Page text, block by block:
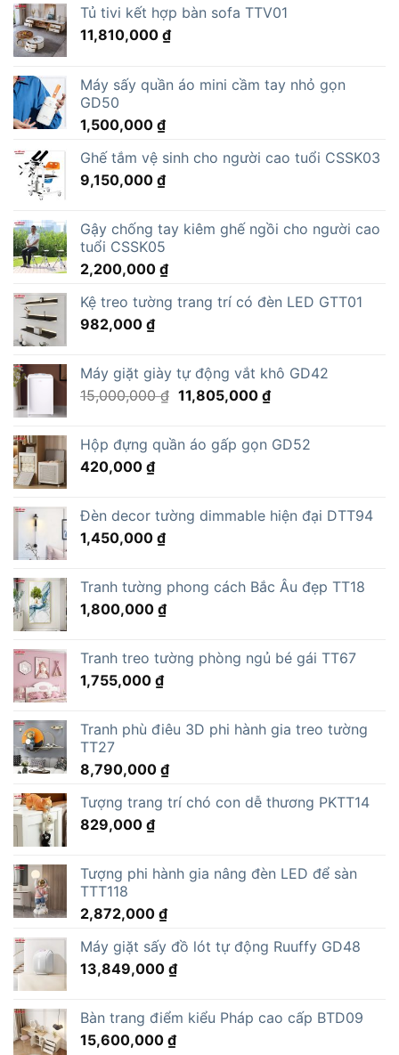
Tủ tivi kết hợp bàn sofa TTV01
11,810,000 ₫
Máy sấy quần áo mini cầm tay nhỏ gọn
GD50
1,500,000 ₫
Ghế tắm vệ sinh cho người cao tuổi CSSK03
9,150,000 ₫
Gậy chống tay kiêm ghế ngồi cho người cao
tuổi CSSK05
2,200,000 ₫
Kệ treo tường trang trí có đèn LED GTT01
982,000 ₫
Máy giặt giày tự động vắt khô GD42
15,000,000₫ Giá
15,000,000 ₫.
11,805,000 ₫Giá
là:
Hộp đựng quần áo gấp gọn GD52
420,000 ₫
Đèn decor tường dimmable hiện đại DTT94
1,450,000 ₫
Tranh tường phong cách Bắc Âu đẹp TT18
1,800,000 ₫
Tranh treo tường phòng ngủ bé gái TT67
1,755,000 ₫
Tranh phù điêu 3D phi hành gia treo tường
TT27
8,790,000 ₫
Tượng trang trí chó con dễ thương PKTT14
829,000 ₫
Tượng phi hành gia nâng đèn LED để sàn
TTT118
2,872,000 ₫
Máy giặt sấy đồ lót tự động Ruuffy GD48
13,849,000 ₫
Bàn trang điểm kiểu Pháp cao cấp BTD09
15,600,000 ₫